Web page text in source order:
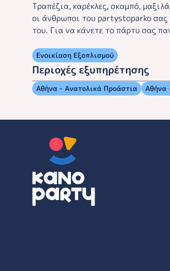
Τραπέζια, καρέκλες, σκαμπό,
οι άνθρωποι του partystoparko σας
του. Για να κάνετε το πάρτυ σας
Ενοικίαση Εξοπλισμού
Περιοχές εξυπηρέτησης
Αθήνα - Ανατολικά Προάστια Αθήνα